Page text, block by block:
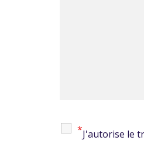
*J'autorise le